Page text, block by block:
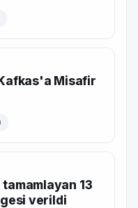
Misafir
13
verildi